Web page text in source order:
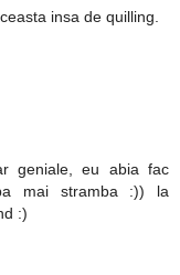
insa de quilling.
geniale, eu abia fac
mai stramba :)) la
:)